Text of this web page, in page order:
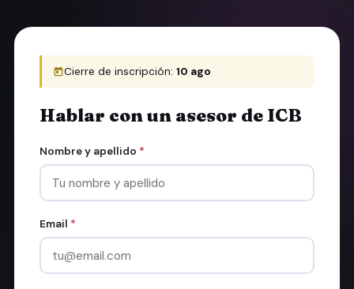
Cierre de inscripción: 10 ago
Hablar con un asesor de ICB
Nombre y apellido *
Email *